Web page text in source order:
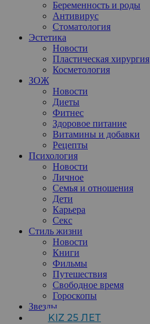
Беременность и роды
Антивирус
Стоматология
Эстетика
Новости
Пластическая хирургия
Косметология
ЗОЖ
Новости
Диеты
Фитнес
Здоровое питание
Витамины и добавки
Рецепты
Психология
Новости
Личное
Семья и отношения
Дети
Карьера
Секс
Стиль жизни
Новости
Книги
Фильмы
Путешествия
Свободное время
Гороскопы
Звезды
KIZ 25 ЛЕТ